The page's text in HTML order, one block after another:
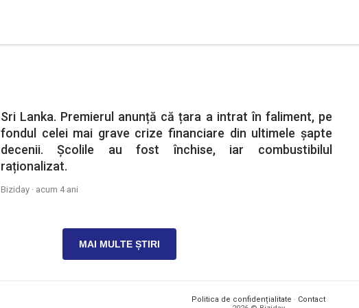
Sri Lanka. Premierul anunță că țara a intrat în faliment, pe
fondul celei mai grave crize financiare din ultimele șapte
decenii. Școlile au fost închise, iar combustibilul
raționalizat.
Biziday · acum 4 ani
MAI MULTE ȘTIRI
Politica de confidențialitate · Contact